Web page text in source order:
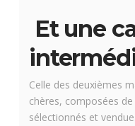
Et une
Celle des deuxièmes
chères, composées
sélectionnés et